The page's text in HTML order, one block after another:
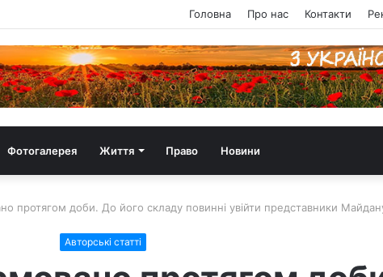
Головна Про нас Контакти
Фотогалерея Життя Право Новини
протягом доби. До його складу повинні увійти представники
Авторські статті